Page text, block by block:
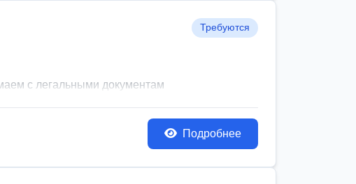
Требуются
с легальными документам
Подробнее